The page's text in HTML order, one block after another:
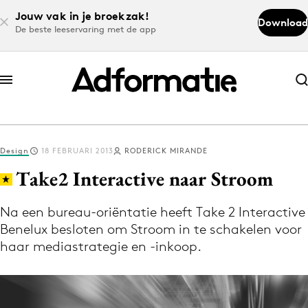
Jouw vak in je broekzak!
De beste leeservaring met de app
Download
Abonneer nu
Abonneer nu
Log in
Download de app
Volg het laatste nieuws via de Adformatie
Nieuws app
Design 18 FEBRUARI 2013 RODERICK MIRANDE
Take2 Interactive naar Stroom
Na een bureau-oriëntatie heeft Take 2 Interactive
Benelux besloten om Stroom in te schakelen voor
haar mediastrategie en -inkoop.